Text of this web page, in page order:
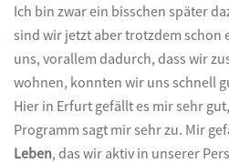
Ich bin zwar ein bisschen später
sind wir jetzt aber trotzdem schon
uns, vorallem dadurch, dass wir
wohnen, konnten wir uns schnell
Hier in Erfurt gefällt es mir sehr
Programm sagt mir sehr zu. Mir
Leben, das wir aktiv in unserer